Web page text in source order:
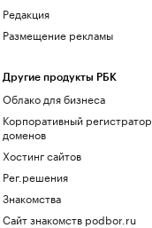
Редакция
Размещение рекламы
Другие продукты РБК
Облако для бизнеса
Корпоративный регистратор
доменов
Хостинг сайтов
Рег.решения
Знакомства
Сайт знакомств podbor.ru